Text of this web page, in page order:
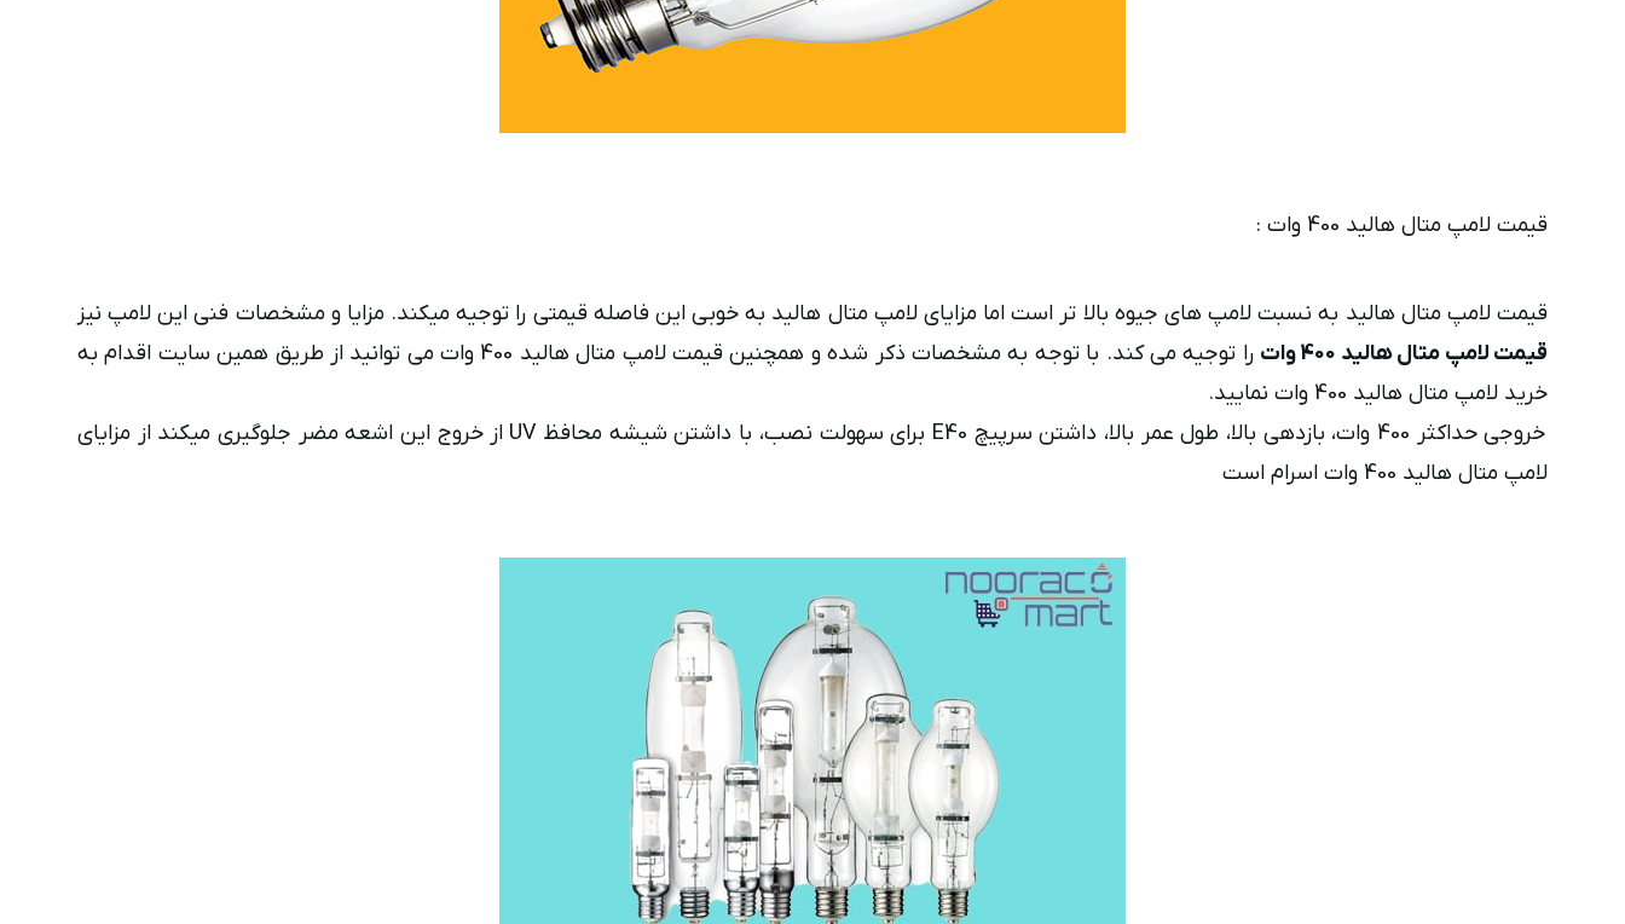
قیمت لامپ متال هالید 400 وات :
قیمت لامپ متال هالید به نسبت لامپ های جیوه بالا تر است اما مزایای لامپ متال هالید به خوبی این فاصله قیمتی را توجیه میکند. مزایا و مشخصات فنی این لامپ نیز
قیمت لامپ متال هالید 400 وات
را توجیه می کند. با توجه به مشخصات ذکر شده و همچنین قیمت لامپ متال هالید 400 وات می توانید از طریق همین سایت اقدام به
خرید لامپ متال هالید 400 وات نمایید.
خروجی حداکثر 400 وات، بازدهی بالا، طول عمر بالا، داشتن سرپیچ E40 برای سهولت نصب، با داشتن شیشه محافظ UV از خروج این اشعه مضر جلوگیری میکند از مزایای
لامپ متال هالید 400 وات اسرام است